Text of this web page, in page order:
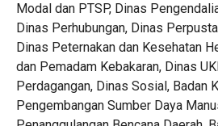
Modal dan PTSP, Dinas
Dinas Perhubungan, Dinas
Dinas Peternakan dan Kesehatan
dan Pemadam Kebakaran, Dinas
Perdagangan, Dinas Sosial, Badan
Pengembangan Sumber Daya